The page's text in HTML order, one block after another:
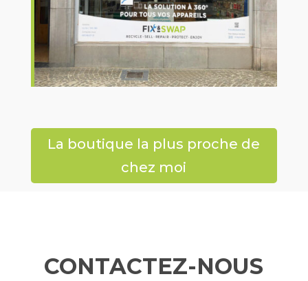
La boutique la plus proche de
chez moi
CONTACTEZ-NOUS